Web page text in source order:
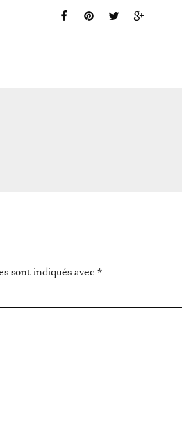
sont indiqués avec *